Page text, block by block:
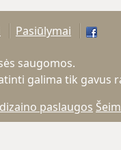
Pasiūlymai
saugomos.
galima tik gavus
paslaugos